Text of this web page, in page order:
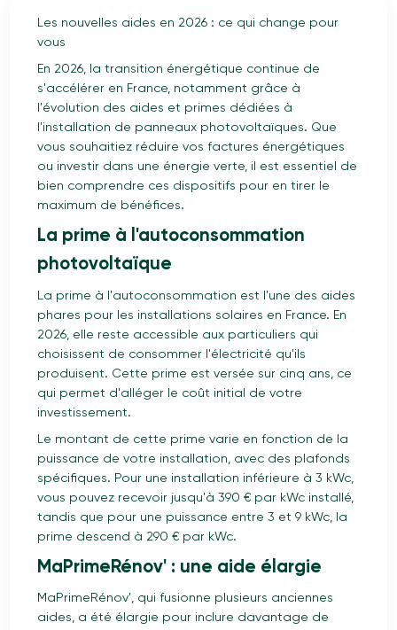
Les nouvelles aides en 2026 : ce qui change pour
vous
En 2026, la transition énergétique continue de
s'accélérer en France, notamment grâce à
l'évolution des aides et primes dédiées à
l'installation de panneaux photovoltaïques. Que
vous souhaitiez réduire vos factures énergétiques
ou investir dans une énergie verte, il est essentiel de
bien comprendre ces dispositifs pour en tirer le
maximum de bénéfices.
La prime à l'autoconsommation
photovoltaïque
La prime à l'autoconsommation est l'une des aides
phares pour les installations solaires en France. En
2026, elle reste accessible aux particuliers qui
choisissent de consommer l'électricité qu'ils
produisent. Cette prime est versée sur cinq ans, ce
qui permet d'alléger le coût initial de votre
investissement.
Le montant de cette prime varie en fonction de la
puissance de votre installation, avec des plafonds
spécifiques. Pour une installation inférieure à 3 kWc,
vous pouvez recevoir jusqu'à 390 € par kWc installé,
tandis que pour une puissance entre 3 et 9 kWc, la
prime descend à 290 € par kWc.
MaPrimeRénov' : une aide élargie
MaPrimeRénov', qui fusionne plusieurs anciennes
aides, a été élargie pour inclure davantage de